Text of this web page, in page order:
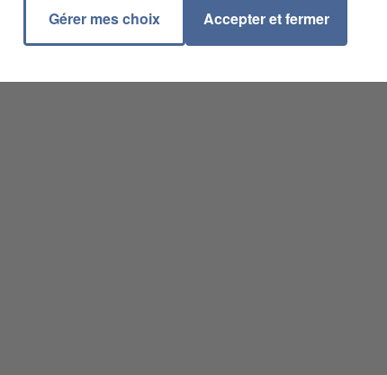
Gérer mes choix Accepter et fermer